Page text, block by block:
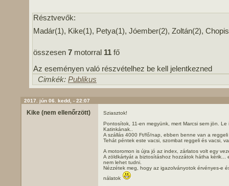
Résztvevők:
Madár(1), Kike(1), Petya(1), Jóember(2), Zoltán(2),
összesen 7 motorral 11 fő
Az eseményen való részvételhez be kell jelentkezned
Cimkék: Publikus
2017. jún 06. kedd, - 22:07
Kike (nem ellenőrzött)
Sziasztok!
Pontosítok, 11-en megyünk, mert Marcsi sem jön.
Katinkának..
A szállás 4000 Ft/fő/nap, ebben benne van a
Tehát péntek este vacsi, szombat reggeli és vacsi,
A motoromon is újra jó az index, zárlatos volt egy
A zöldkártyát a biztosításhoz hozzátok hátha kérik...
nem lehet tudni.
Nézzétek meg, hogy az igazolványotok érvényes-e
nálatok